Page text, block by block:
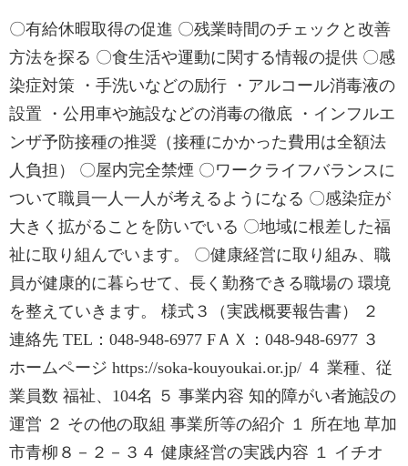
〇有給休暇取得の促進 〇残業時間のチェックと改善
方法を探る 〇食生活や運動に関する情報の提供 〇感
染症対策 ・手洗いなどの励行 ・アルコール消毒液の
設置 ・公用車や施設などの消毒の徹底 ・インフルエ
ンザ予防接種の推奨（接種にかかった費用は全額法
人負担） 〇屋内完全禁煙 〇ワークライフバランスに
ついて職員一人一人が考えるようになる 〇感染症が
大きく拡がることを防いでいる 〇地域に根差した福
祉に取り組んでいます。 〇健康経営に取り組み、職
員が健康的に暮らせて、長く勤務できる職場の 環境
を整えていきます。 様式３（実践概要報告書） ２
連絡先 TEL：048-948-6977 FＡＸ：048-948-6977 ３
ホームページ https://soka-kouyoukai.or.jp/ ４ 業種、従
業員数 福祉、104名 ５ 事業内容 知的障がい者施設の
運営 ２ その他の取組 事業所等の紹介 １ 所在地 草加
市青柳８－２－３４ 健康経営の実践内容 １ イチオ